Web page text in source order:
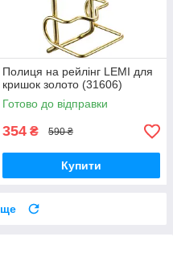
Полиця на рейлінг LEMI для
кришок золото (31606)
Готово до відправки
354 ₴ 590 ₴
Купити
ще